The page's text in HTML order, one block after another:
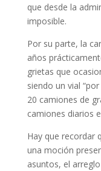
que desde la
imposible.
Por su parte, la
años
grietas que
siendo un vial
20 camiones de
camiones diarios
Hay que recordar
una moción
asuntos, el